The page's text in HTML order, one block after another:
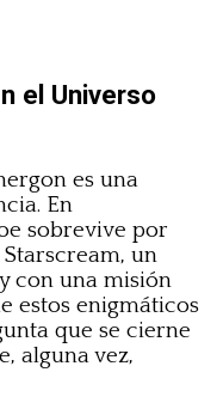
el Universo
es una
En
sobrevive por
un
con una misión
estos enigmáticos
que se cierne
alguna vez,